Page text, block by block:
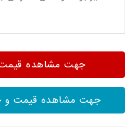
جهت مشاهده قیمت
جهت مشاهده قیمت و